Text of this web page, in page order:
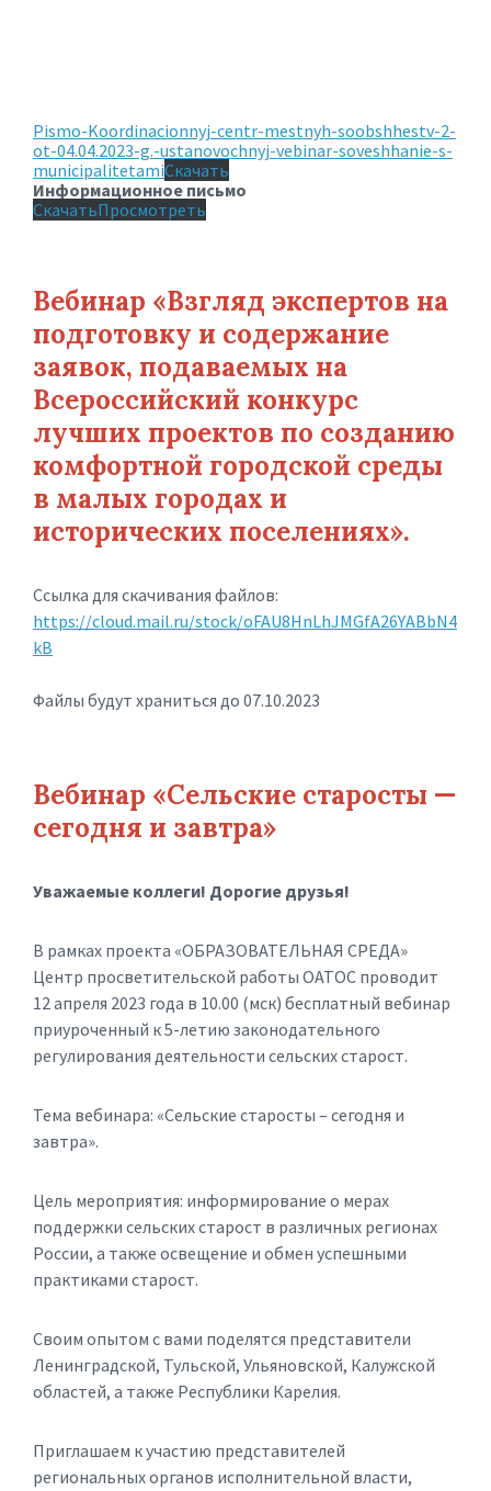
Pismo-Koordinacionnyj-centr-mestnyh-soobshhestv-2-
ot-04.04.2023-g.-ustanovochnyj-vebinar-soveshhanie-s-
municipalitetamiСкачать
Информационное письмо
СкачатьПросмотреть
Вебинар «Взгляд экспертов на
подготовку и содержание
заявок, подаваемых на
Всероссийский конкурс
лучших проектов по созданию
комфортной городской среды
в малых городах и
исторических поселениях».
Ссылка для скачивания файлов:
https://cloud.mail.ru/stock/oFAU8HnLhJMGfA26YABbN4
kB
Файлы будут храниться до 07.10.2023
Вебинар «Сельские старосты —
сегодня и завтра»
Уважаемые коллеги! Дорогие друзья!
В рамках проекта «ОБРАЗОВАТЕЛЬНАЯ СРЕДА»
Центр просветительской работы ОАТОС проводит
12 апреля 2023 года в 10.00 (мск) бесплатный вебинар
приуроченный к 5-летию законодательного
регулирования деятельности сельских старост.
Тема вебинара: «Сельские старосты – сегодня и
завтра».
Цель мероприятия: информирование о мерах
поддержки сельских старост в различных регионах
России, а также освещение и обмен успешными
практиками старост.
Своим опытом с вами поделятся представители
Ленинградской, Тульской, Ульяновской, Калужской
областей, а также Республики Карелия.
Приглашаем к участию представителей
региональных органов исполнительной власти,